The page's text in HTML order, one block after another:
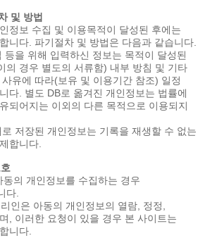
및 방법
정보 수집 및 이용목적이 달성된 후에는
니다. 파기절차 및 방법은 다음과 같습니다.
등을 위해 입력하신 정보는 목적이 달성된
의 경우 별도의 서류함) 내부 방침 및 기타
유에 따라(보유 및 이용기간 참조) 일정
다. 별도 DB로 옮겨진 개인정보는 법률에
되어지는 이외의 다른 목적으로 이용되지
저장된 개인정보는 기록을 재생할 수 없는
합니다.
의 개인정보를 수집하는 경우
다.
인은 아동의 개인정보의 열람, 정정,
, 이러한 요청이 있을 경우 본 사이트는
니다.